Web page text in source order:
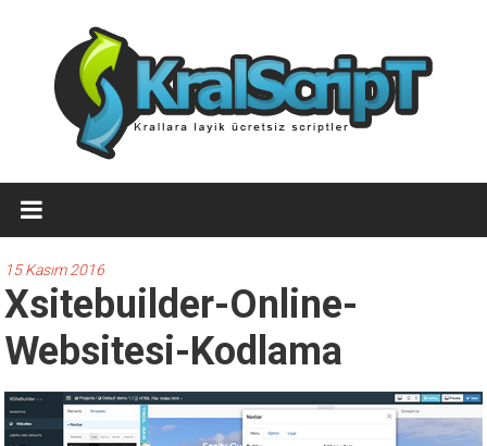
Ücretsiz
WordPress
Temaları,Ücretsiz
Script
Kralscript.com
profesyonel
scriptler,
15 Kasım 2016
Xsitebuilder-Online-
Websitesi-Kodlama